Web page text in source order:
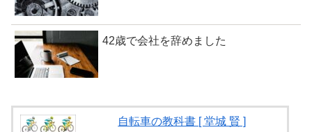
42歳で会社を辞めました
自転車の教科書 [ 堂城 賢 ]